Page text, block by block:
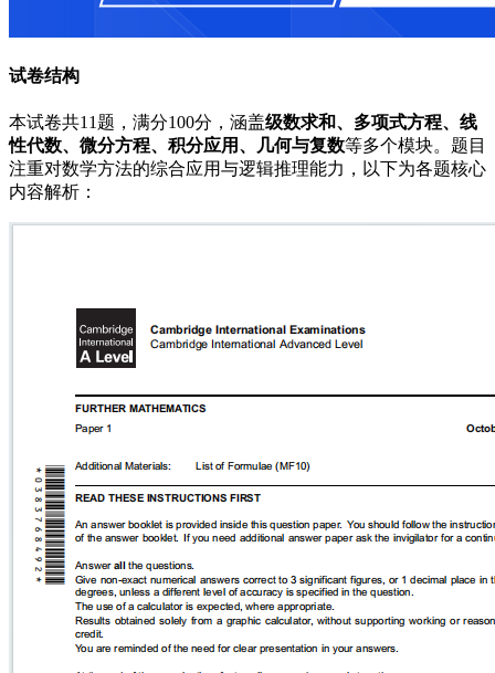
试卷结构
本试卷共11题，满分100分，涵盖级数求和、多项式方程、线
性代数、微分方程、积分应用、几何与复数等多个模块。题目
注重对数学方法的综合应用与逻辑推理能力，以下为各题核心
内容解析：